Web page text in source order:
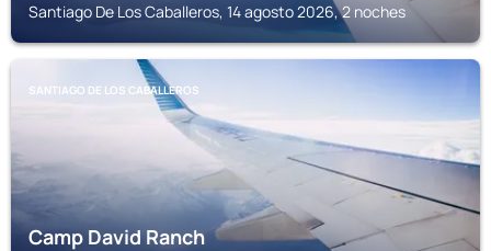
Santiago De Los Caballeros, 14 agosto 2026, 2 noches
SANTIAGO DE LOS CABALLEROS
Camp David Ranch